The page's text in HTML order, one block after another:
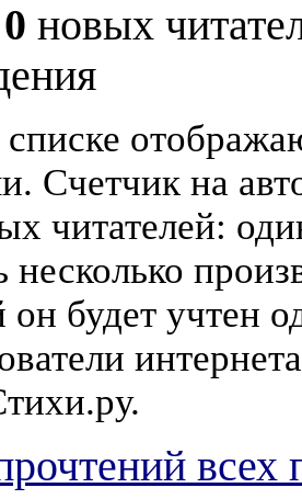
0 новых
Счетчик на
читателей:
несколько
он будет учтен
всех